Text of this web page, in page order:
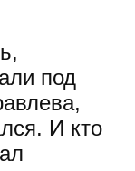
под
И кто